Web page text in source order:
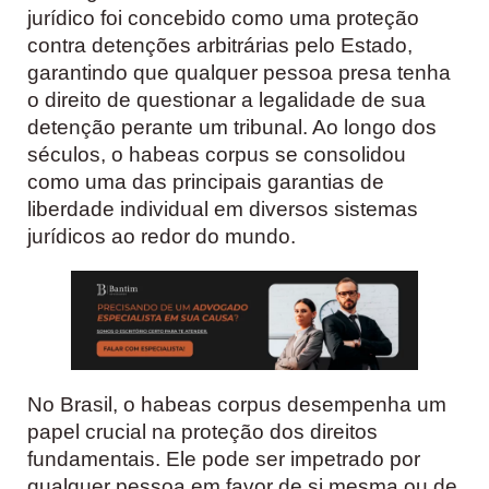
jurídico foi concebido como uma proteção
contra detenções arbitrárias pelo Estado,
garantindo que qualquer pessoa presa tenha
o direito de questionar a legalidade de sua
detenção perante um tribunal. Ao longo dos
séculos, o habeas corpus se consolidou
como uma das principais garantias de
liberdade individual em diversos sistemas
jurídicos ao redor do mundo.
No Brasil, o habeas corpus desempenha um
papel crucial na proteção dos direitos
fundamentais. Ele pode ser impetrado por